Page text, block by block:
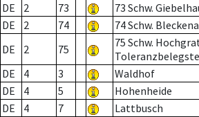
DE
2 73 73 Schw.
DE
2 74 74 Schw.
DE
2 75
75 Schw.
DE
4 3 Waldhof
DE
4 5 Hohenheide
DE
4 7 Lattbusch